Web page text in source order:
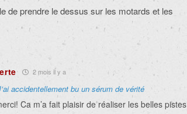
de prendre le dessus sur les motards et les
2 mois il y a
accidentellement bu un sérum de vérité
Ca m’a fait plaisir de réaliser les belles pistes